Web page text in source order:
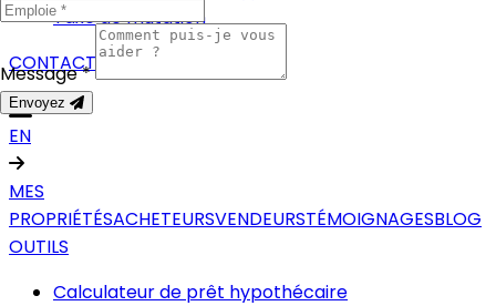
Taxe de mutation
CONTACT
EN
MES
PROPRIÉTÉSACHETEURSVENDEURSTÉMOIGNAGESBLOG
OUTILS
Calculateur de prêt hypothécaire
Message *
Envoyez